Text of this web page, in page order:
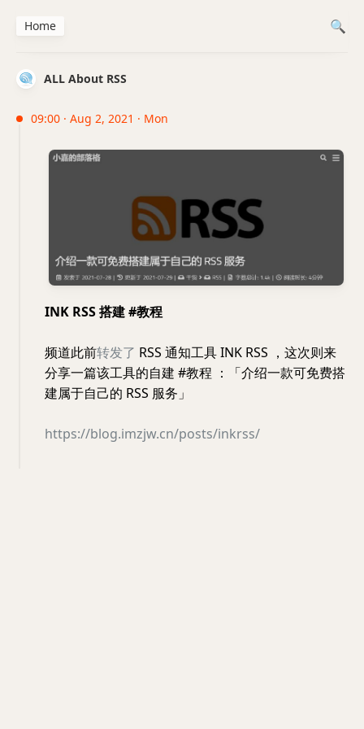
ALL About RSS
09:00 · Aug 2, 2021 · Mon
INK RSS 搭建 #教程
频道此前转发了 RSS 通知工具 INK RSS ，这次则来
分享一篇该工具的自建 #教程 ：「介绍一款可免费搭
建属于自己的 RSS 服务」
https://blog.imzjw.cn/posts/inkrss/
Home